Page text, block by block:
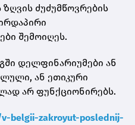
ძუძუმწოვრების
შემოიღეს.
დელფინარიუმები ან
ან ეთიკური
არ ფუნქციონირებს.
belgii-zakroyut-poslednij-